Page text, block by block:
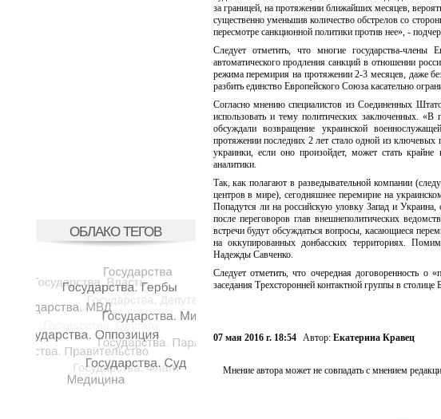
ОБЛАКО ТЕГОВ
за границей, на протяжении ближайших месяцев,
существенно уменьшив количество обстрелов со
пересмотре санкционной политики против нее», -
Следует отметить, что многие государства-
автоматического продления санкций в отношении
режима перемирия на протяжении 2-3 месяцев, даже
разбить единство Европейского Союза касательно
Согласно мнению специалистов из Соединенных
использовать и тему политических заключенных.
обсуждали возвращение украинской
протяжении последних 2 лет стало одной из
украинки, если оно произойдет, может стать
аналитики.
Так, как полагают в разведывательной компании
центров в мире), сегодняшнее перемирие на
Попадутся ли на российскую уловку Запад и
после переговоров глав внешнеполитических
встречи будут обсуждаться вопросы, касающиеся
на оккупированных донбасских территориях.
Надежды Савченко.
Следует отметить, что очередная договоренность о
заседания Трехсторонней контактной группы в столице
07 мая 2016 г. 18:54 Автор: Екатерина Кравец
Мнение автора может не совпадать с мнением